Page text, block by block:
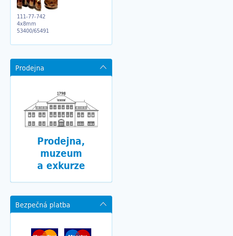
111-77-742
4x8mm
53400/65491
Prodejna
Prodejna,
muzeum
a exkurze
Bezpečná platba